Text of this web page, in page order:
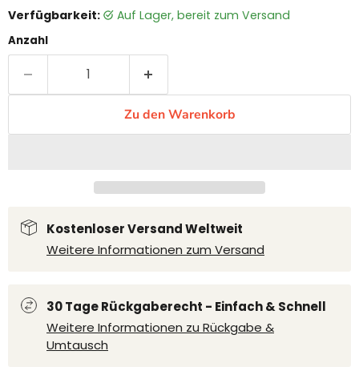
Verfügbarkeit: auf Lager, bereit zum Versand
Anzahl
Zu den Warenkorb
Kostenloser Versand Weltweit
Weitere Informationen zum Versand
30 Tage Rückgaberecht - Einfach & Schnell
Weitere Informationen zu Rückgabe &
Umtausch